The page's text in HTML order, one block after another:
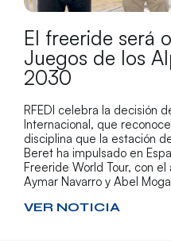
El freeride será
Juegos de los
2030
RFEDI celebra la decisión
Internacional, que
disciplina que la estación
Beret ha impulsado en
Freeride World Tour, con
Aymar Navarro y Abel
VER NOTICIA